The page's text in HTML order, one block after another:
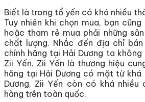
Biết là trong tổ yến có khá nhiều
Tuy nhiên khi chọn mua, bạn
hoặc tham rẻ mua phải những
chất lượng. Nhắc đến địa chỉ
chính hãng tại Hải Dương ta
Zii Yến. Zii Yến là thương hiệu
hãng tại Hải Dương có mặt từ khá
Dương, Zii Yến còn có khá nhiều
hàng trên toàn quốc.